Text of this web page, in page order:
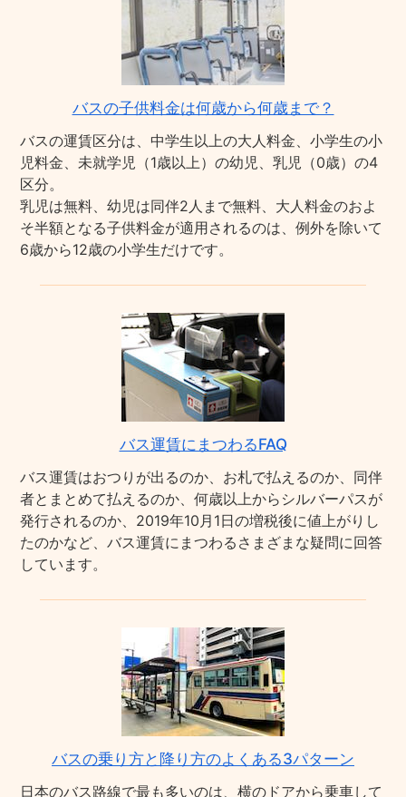
バスの子供料金は何歳から何歳まで？
バスの運賃区分は、中学生以上の大人料金、小学生の小
児料金、未就学児（1歳以上）の幼児、乳児（0歳）の4
区分。
乳児は無料、幼児は同伴2人まで無料、大人料金のおよ
そ半額となる子供料金が適用されるのは、例外を除いて
6歳から12歳の小学生だけです。
バス運賃にまつわるFAQ
バス運賃はおつりが出るのか、お札で払えるのか、同伴
者とまとめて払えるのか、何歳以上からシルバーパスが
発行されるのか、2019年10月1日の増税後に値上がりし
たのかなど、バス運賃にまつわるさまざまな疑問に回答
しています。
バスの乗り方と降り方のよくある3パターン
日本のバス路線で最も多いのは、横のドアから乗車して